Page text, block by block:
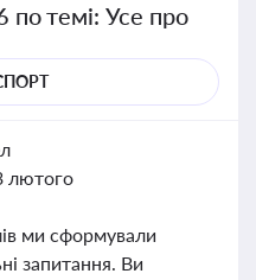
по темі: Усе про
лютого
ми сформували
запитання. Ви